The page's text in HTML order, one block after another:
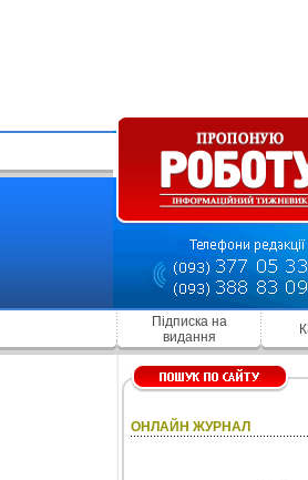
Підписка на
видання
ОНЛАЙН ЖУРНАЛ